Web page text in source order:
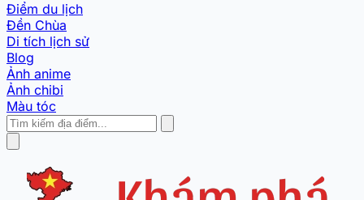
Điểm du lịch
Đền Chùa
Di tích lịch sử
Blog
Ảnh anime
Ảnh chibi
Màu tóc